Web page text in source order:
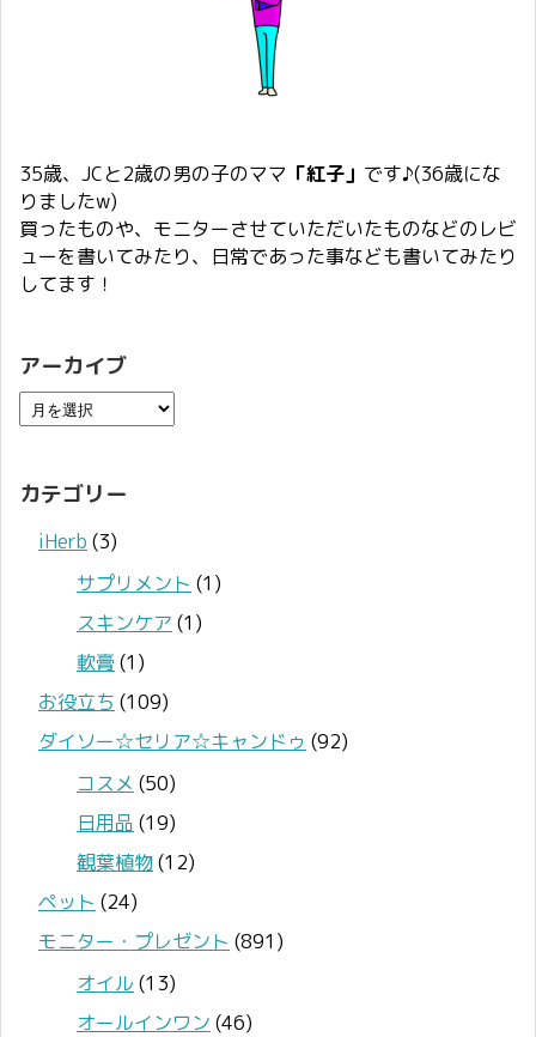
35歳、JCと2歳の男の子のママ 「紅子」 です♪(36歳にな
りましたw)
買ったものや、モニターさせていただいたものなどのレビ
ューを書いてみたり、日常であった事なども書いてみたり
してます！
アーカイブ
カテゴリー
iHerb (3)
サプリメント (1)
スキンケア (1)
軟膏(1)
お役立ち (109)
ダイソー☆セリア☆キャンドゥ (92)
コスメ (50)
日用品 (19)
観葉植物(12)
ペット (24)
モニター・プレゼント (891)
オイル (13)
オールインワン (46)